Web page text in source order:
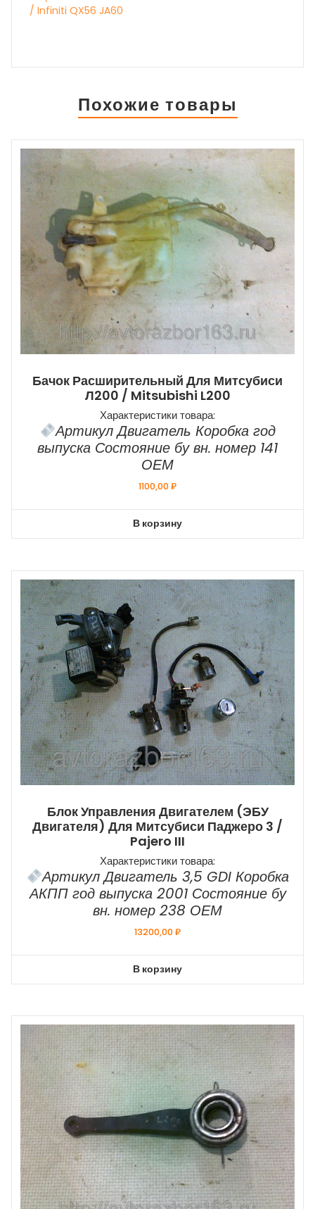
/ Infiniti QX56 JA60
Похожие товары
Бачок Расширительный Для Митсубиси
Л200 / Mitsubishi L200
Характеристики товара:
Артикул Двигатель Коробка год
выпуска Состояние бу вн. номер 141
ОЕМ
1100,00₽
В корзину
Блок Управления Двигателем (ЭБУ
Двигателя) Для Митсубиси Паджеро 3 /
Pajero III
Характеристики товара:
Артикул Двигатель 3,5 GDI Коробка
АКПП год выпуска 2001 Состояние бу
вн. номер 238 ОЕМ
13200,00₽
В корзину